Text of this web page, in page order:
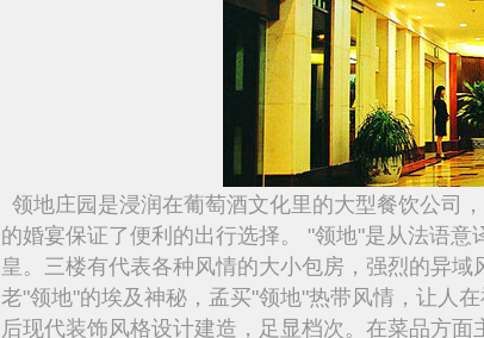
领地庄园是浸润在葡萄酒文化里的大型餐饮公司
的婚宴保证了便利的出行选择。 "领地"是从法语
皇。三楼有代表各种风情的大小包房，强烈的异
老"领地"的埃及神秘，孟买"领地"热带风情，让人
后现代装饰风格设计建造，足显档次。在菜品方